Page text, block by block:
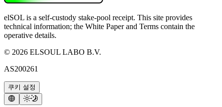
elSOL is a self-custody stake-pool receipt. This site provides
technical information; the White Paper and Terms contain the
operative details.
© 2026 ELSOUL LABO B.V.
AS200261
쿠키 설정